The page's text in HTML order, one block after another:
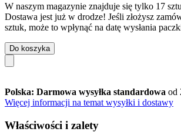
W naszym magazynie znajduje się tylko 17
Dostawa jest już w drodze! Jeśli złożysz
sztuk, może to wpłynąć na datę wysłania
Do koszyka
Polska: Darmowa wysyłka standardowa od
Więcej informacji na temat wysyłki i dostawy
Właściwości i zalety